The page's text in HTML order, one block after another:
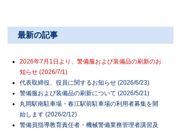
最新の記事
2026年7月1日より、警備服および装備品の刷新のお
知らせ (2026/7/1)
代表取締役、役員に関するお知らせ (2026/6/23)
警備服および装備品の刷新について (2026/5/21)
丸岡駅南駐車場・春江駅前駐車場の利用者募集を開
始します (2026/2/12)
警備員指導教育責任者・機械警備業務管理者講習及